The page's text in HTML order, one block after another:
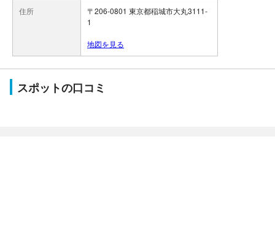
住所
〒206-0801 東京都稲城市大丸3111-
1
地図を見る
スポットの口コミ